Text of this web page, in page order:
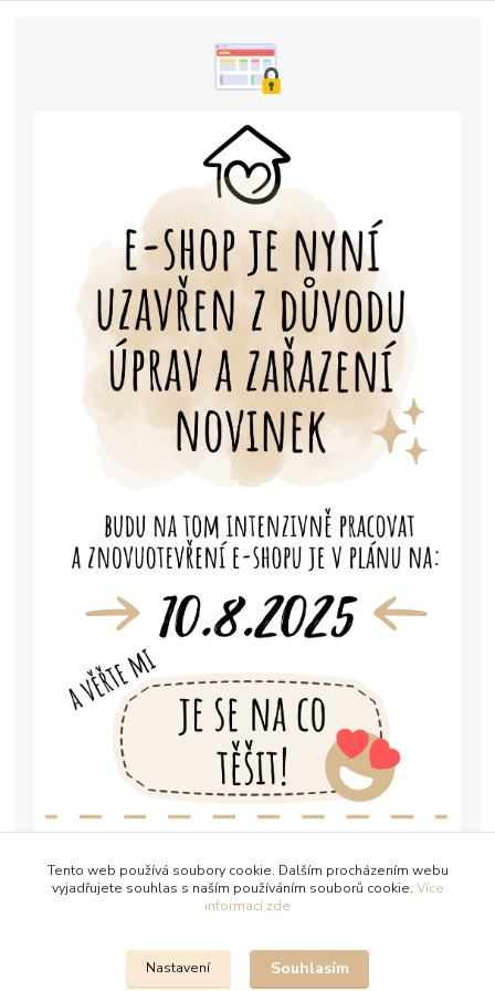
Tento web používá soubory cookie. Dalším procházením webu
vyjadřujete souhlas s naším používáním souborů cookie. Více
informací zde
Nastavení Souhlasím